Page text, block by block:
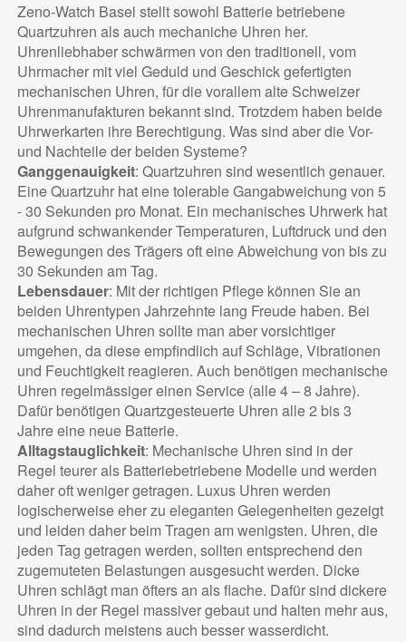
Zeno-Watch Basel stellt sowohl Batterie betriebene
Quartzuhren als auch mechaniche Uhren her.
Uhrenliebhaber schwärmen von den traditionell, vom
Uhrmacher mit viel Geduld und Geschick gefertigten
mechanischen Uhren, für die vorallem alte Schweizer
Uhrenmanufakturen bekannt sind. Trotzdem haben beide
Uhrwerkarten ihre Berechtigung. Was sind aber die Vor-
und Nachteile der beiden Systeme?
Ganggenauigkeit: Quartzuhren sind wesentlich genauer.
Eine Quartzuhr hat eine tolerable Gangabweichung von 5
- 30 Sekunden pro Monat. Ein mechanisches Uhrwerk hat
aufgrund schwankender Temperaturen, Luftdruck und den
Bewegungen des Trägers oft eine Abweichung von bis zu
30 Sekunden am Tag.
Lebensdauer: Mit der richtigen Pflege können Sie an
beiden Uhrentypen Jahrzehnte lang Freude haben. Bei
mechanischen Uhren sollte man aber vorsichtiger
umgehen, da diese empfindlich auf Schläge, Vibrationen
und Feuchtigkeit reagieren. Auch benötigen mechanische
Uhren regelmässiger einen Service (alle 4 – 8 Jahre).
Dafür benötigen Quartzgesteuerte Uhren alle 2 bis 3
Jahre eine neue Batterie.
Alltagstauglichkeit: Mechanische Uhren sind in der
Regel teurer als Batteriebetriebene Modelle und werden
daher oft weniger getragen. Luxus Uhren werden
logischerweise eher zu eleganten Gelegenheiten gezeigt
und leiden daher beim Tragen am wenigsten. Uhren, die
jeden Tag getragen werden, sollten entsprechend den
zugemuteten Belastungen ausgesucht werden. Dicke
Uhren schlägt man öfters an als flache. Dafür sind dickere
Uhren in der Regel massiver gebaut und halten mehr aus,
sind dadurch meistens auch besser wasserdicht.